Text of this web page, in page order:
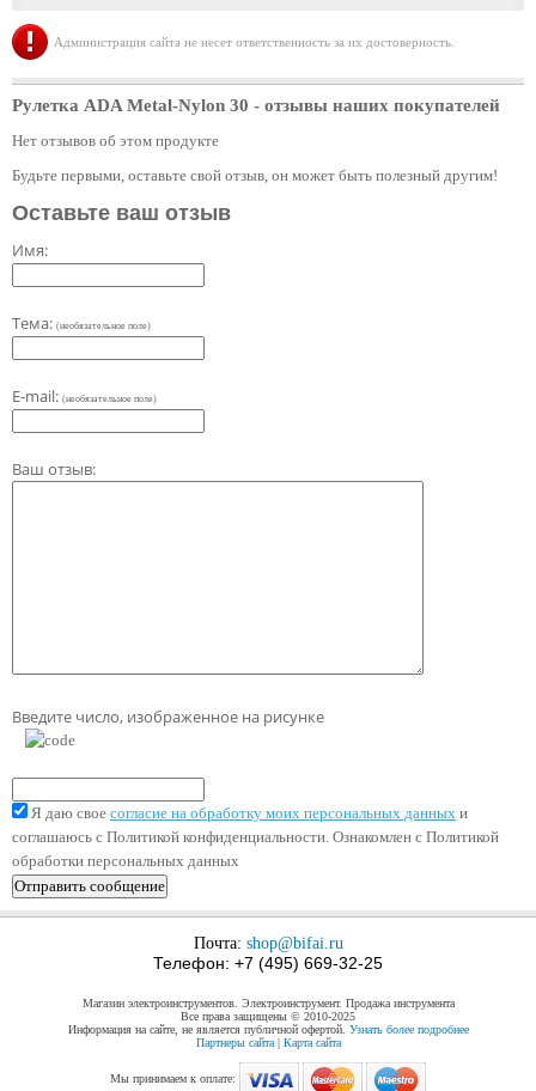
Администрация сайта не несет ответственность за их достоверность.
Рулетка ADA Metal-Nylon 30 - отзывы наших покупателей
Нет отзывов об этом продукте
Будьте первыми, оставьте свой отзыв, он может быть полезный другим!
Оставьте ваш отзыв
Имя:
Тема: (необязательное поле)
E-mail: (необязательное поле)
Ваш отзыв:
Введите число, изображенное на рисунке
Я даю свое согласие на обработку моих персональных данных и
соглашаюсь с Политикой конфиденциальности. Ознакомлен с Политикой
обработки персональных данных
Почта: shop@bifai.ru
Телефон: +7 (495) 669-32-25
Магазин электроинструментов. Электроинструмент. Продажа инструмента
Все права защищены © 2010-2025
Информация на сайте, не является публичной офертой. Узнать более подробнее
Партнеры сайта| Карта сайта
Мы принимаем к оплате: